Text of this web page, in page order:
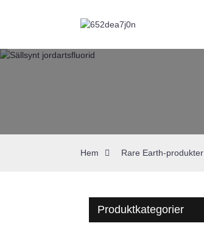
Hem Rare Earth-produkter
Produktkategorier